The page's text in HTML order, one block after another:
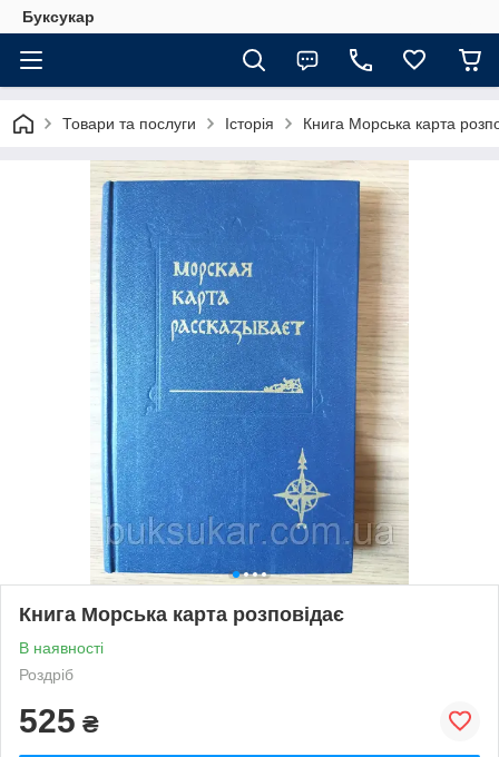
Буксукар
Товари та послуги Історія Книга Морська карта
Книга Морська карта розповідає
В наявності
Роздріб
525 ₴